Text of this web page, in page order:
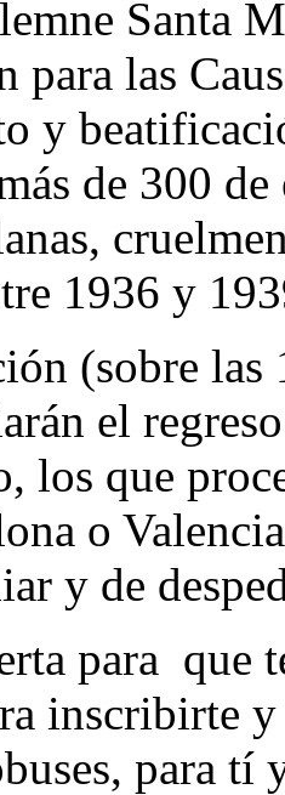
Santa
para las
y
de 300 de
1936 y
(sobre las
el
los que
o
y de
para que
inscribirte
para